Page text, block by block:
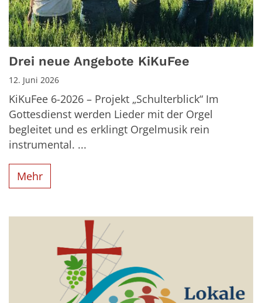
Drei neue Angebote KiKuFee
12. Juni 2026
KiKuFee 6-2026 – Projekt „Schulterblick“ Im
Gottesdienst werden Lieder mit der Orgel
begleitet und es erklingt Orgelmusik rein
instrumental. ...
Mehr